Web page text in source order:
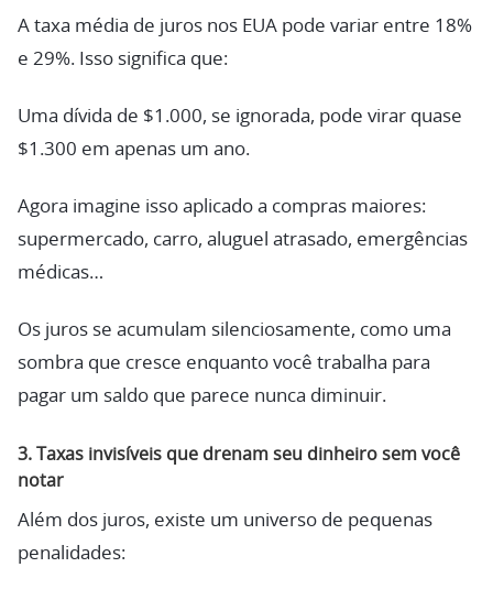
A taxa média de juros nos EUA pode variar entre 18%
e 29%. Isso significa que:
Uma dívida de $1.000, se ignorada, pode virar quase
$1.300 em apenas um ano.
Agora imagine isso aplicado a compras maiores:
supermercado, carro, aluguel atrasado, emergências
médicas…
Os juros se acumulam silenciosamente, como uma
sombra que cresce enquanto você trabalha para
pagar um saldo que parece nunca diminuir.
3. Taxas invisíveis que drenam seu dinheiro sem você
notar
Além dos juros, existe um universo de pequenas
penalidades: